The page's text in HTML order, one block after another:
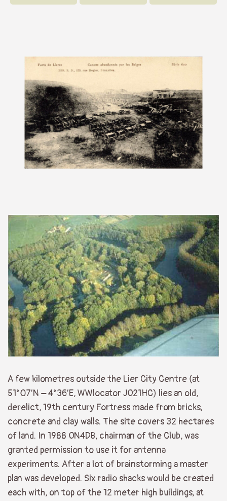
A few kilometres outside the Lier City Centre (at
51°07’N – 4°36’E, WWlocator JO21HC) lies an old,
derelict, 19th century Fortress made from bricks,
concrete and clay walls. The site covers 32 hectares
of land. In 1988 ON4DB, chairman of the Club, was
granted permission to use it for antenna
experiments. After a lot of brainstorming a master
plan was developed. Six radio shacks would be created
each with, on top of the 12 meter high buildings, at